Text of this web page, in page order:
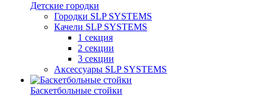
Детские городки
Городки SLP SYSTEMS
Качели SLP SYSTEMS
1 секция
2 секции
3 секции
Аксессуары SLP SYSTEMS
Баскетбольные стойки